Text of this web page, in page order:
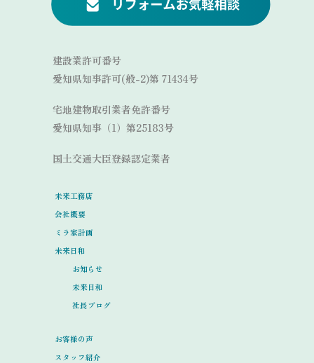
建設業許可番号
愛知県知事許可(般-2)第 71434号
宅地建物取引業者免許番号
愛知県知事（1）第25183号
国土交通大臣登録認定業者
未来工務店
会社概要
ミラ家計画
未来日和
お知らせ
未来日和
社長ブログ
お客様の声
スタッフ紹介